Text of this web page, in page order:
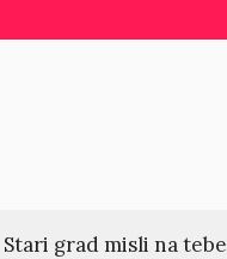
Stari grad misli na tebe